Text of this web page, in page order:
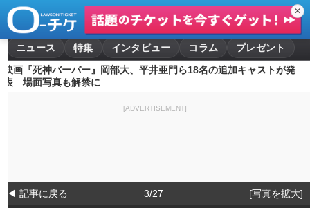
✕
ニュース 特集 インタビュー コラム
プレゼント
映画『死神バーバー』岡部大、平井亜門ら18名の追加キャストが発
表 場面写真も解禁に
[ADVERTISEMENT]
◀ 記事に戻る 3/27 [写真を拡大]